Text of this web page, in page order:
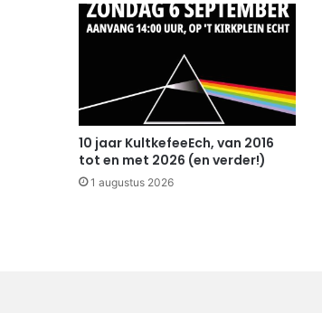
10 jaar KultkefeeEch, van 2016
tot en met 2026 (en verder!)
1 augustus 2026